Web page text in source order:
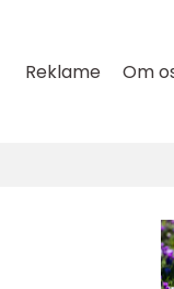
Reklame Om